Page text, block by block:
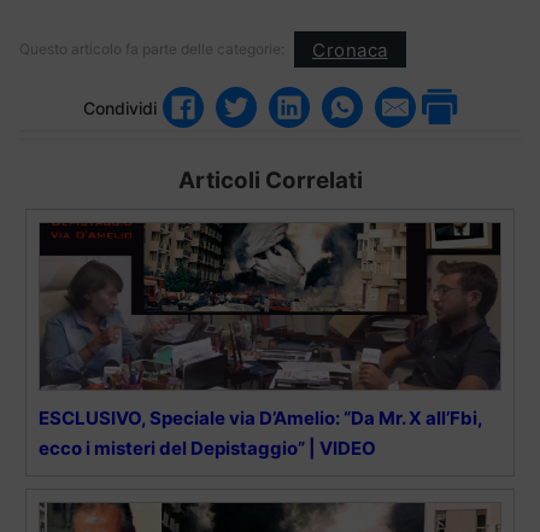
Questo articolo fa parte delle categorie: Cronaca
Condividi
Articoli Correlati
ESCLUSIVO, Speciale via D’Amelio: “Da Mr. X all’Fbi,
ecco i misteri del Depistaggio” | VIDEO